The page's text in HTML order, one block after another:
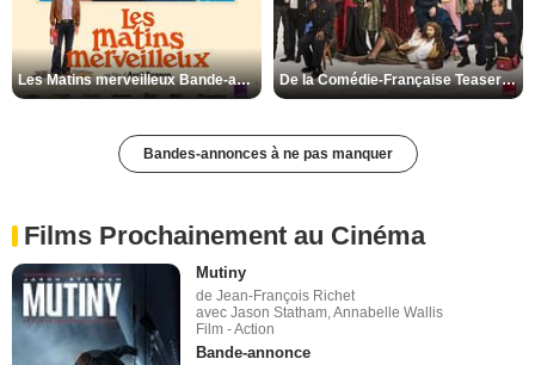
Les Matins merveilleux Bande-annonce VF De la Comédie-Française Teaser VF
Bandes-annonces à ne pas manquer
Films Prochainement au Cinéma
Mutiny
de Jean-François Richet
avec Jason Statham, Annabelle Wallis
Film - Action
Bande-annonce